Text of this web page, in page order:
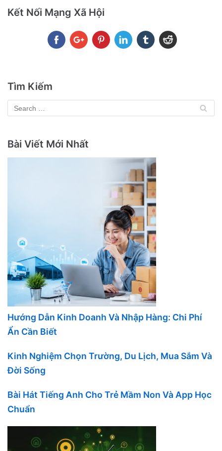
Kết Nối Mạng Xã Hội
Tìm Kiếm
Bài Viết Mới Nhất
Hướng Dẫn Kinh Doanh Và Nhập Hàng: Chi Phí
Ẩn Cần Biết
Kinh Nghiệm Chọn Trường, Du Lịch, Mua Sắm Và
Đời Sống
Bài Hát Tiếng Anh Cho Trẻ Mầm Non Và App Học
Chuẩn